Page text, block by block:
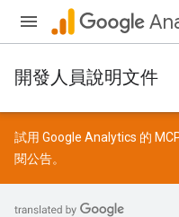
開發人員說明文件
試用 Google Analytics 的
閱公告。